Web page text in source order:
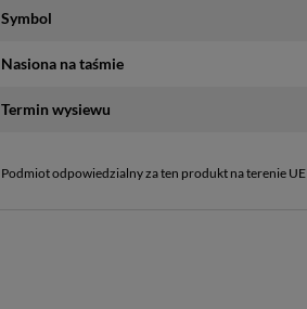
Symbol
Nasiona na taśmie
Termin wysiewu
Podmiot odpowiedzialny za ten produkt na terenie UE